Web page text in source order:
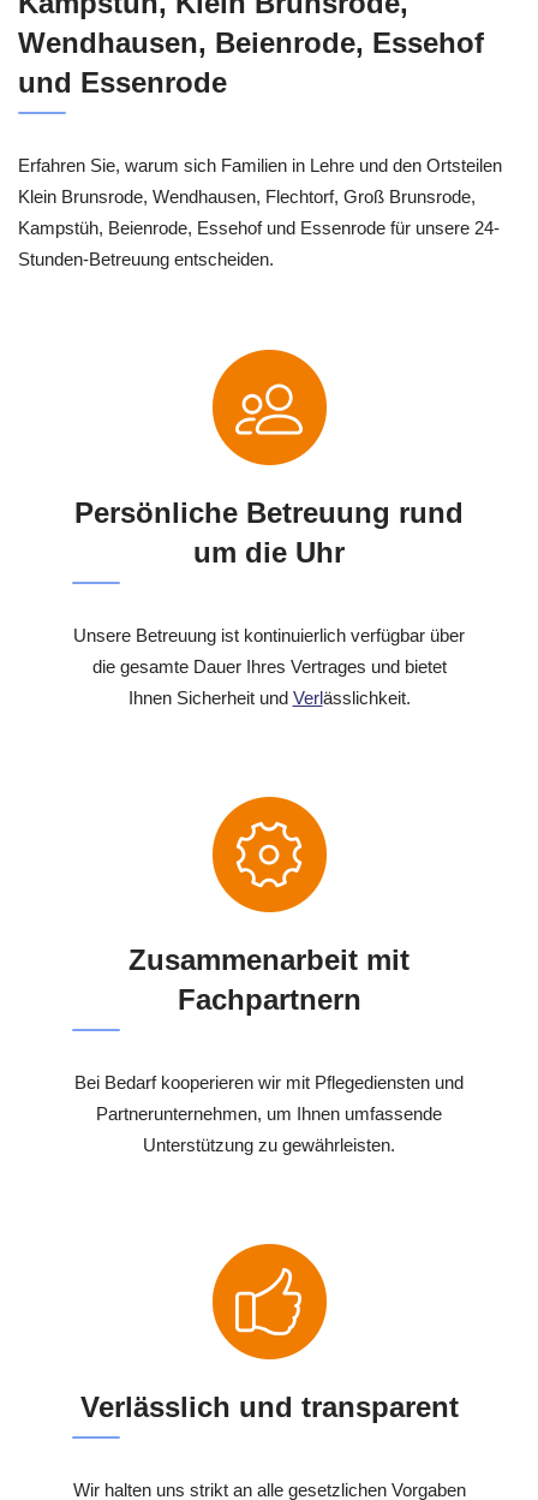
Wendhausen, Beienrode, Essehof
und Essenrode
Erfahren Sie, warum sich Familien in Lehre und den Ortsteilen
Klein Brunsrode, Wendhausen, Flechtorf, Groß Brunsrode,
Kampstüh, Beienrode, Essehof und Essenrode für unsere 24-
Stunden-Betreuung entscheiden.
Persönliche Betreuung rund
um die Uhr
Unsere Betreuung ist kontinuierlich verfügbar über
die gesamte Dauer Ihres Vertrages und bietet
Ihnen Sicherheit und Verlässlichkeit.
Zusammenarbeit mit
Fachpartnern
Bei Bedarf kooperieren wir mit Pflegediensten und
Partnerunternehmen, um Ihnen umfassende
Unterstützung zu gewährleisten.
Verlässlich und transparent
Wir halten uns strikt an alle gesetzlichen Vorgaben